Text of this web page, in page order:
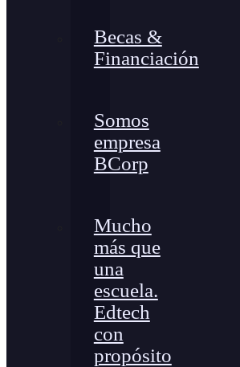
Becas &
Financiación
Somos
empresa
BCorp
Mucho
más que
una
escuela.
Edtech
con
propósito